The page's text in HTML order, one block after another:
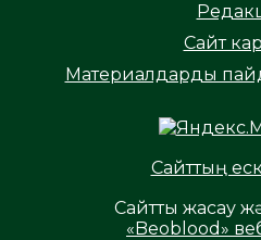
Сайт
Материалдарды
Сайттың
Сайтты жасау
«Beoblood»